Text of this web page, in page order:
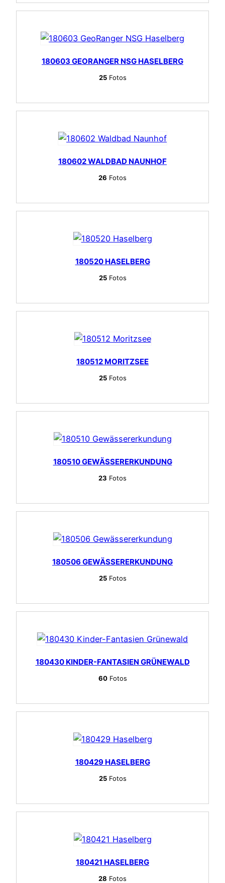
180603 GEORANGER NSG HASELBERG
25Fotos
180602 WALDBAD NAUNHOF
26 Fotos
180520 HASELBERG
25Fotos
180512 MORITZSEE
25Fotos
180510 GEWÄSSERERKUNDUNG
23 Fotos
180506 GEWÄSSERERKUNDUNG
25Fotos
180430 KINDER-FANTASIEN GRÜNEWALD
60Fotos
180429 HASELBERG
25Fotos
180421 HASELBERG
28 Fotos